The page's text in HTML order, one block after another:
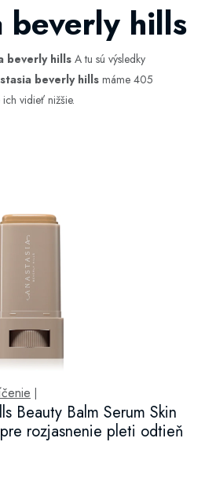
beverly hills
beverly hills A tu sú výsledky
beverly hills máme 405
vidieť nižšie.
Beauty Balm Serum Skin
rozjasnenie pleti odtieň